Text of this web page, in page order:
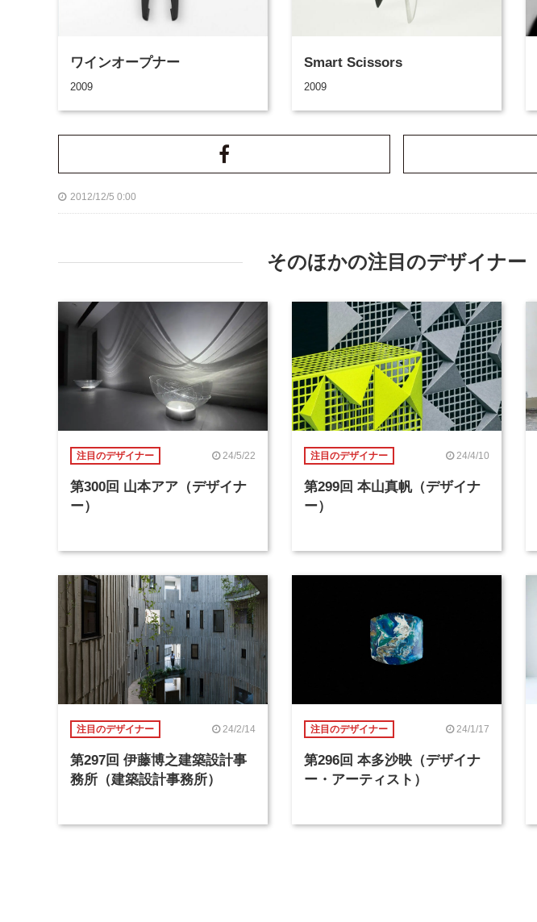
ワインオープナー
2009
Smart Scissors
2009
2012/12/5 0:00
そのほかの注目のデザイナー
注目のデザイナー 24/5/22
第300回 山本アア（デザイナ
ー）
注目のデザイナー 24/4/10
第299回 本山真帆（デザイナ
ー）
注目のデザイナー 24/2/14
第297回 伊藤博之建築設計事
務所（建築設計事務所）
注目のデザイナー 24/1/17
第296回 本多沙映（デザイナ
ー・アーティスト）